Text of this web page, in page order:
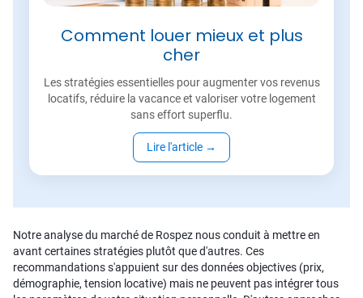
Comment louer mieux et plus
cher
Les stratégies essentielles pour augmenter vos revenus
locatifs, réduire la vacance et valoriser votre logement
sans effort superflu.
Lire l'article →
Notre analyse du marché de Rospez nous conduit à mettre en
avant certaines stratégies plutôt que d'autres. Ces
recommandations s'appuient sur des données objectives (prix,
démographie, tension locative) mais ne peuvent pas intégrer tous